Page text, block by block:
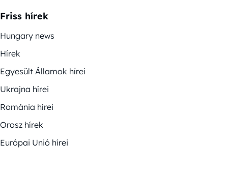
Friss hírek
Hungary news
Hírek
Egyesült Államok hírei
Ukrajna hírei
Románia hírei
Orosz hírek
Európai Unió hírei